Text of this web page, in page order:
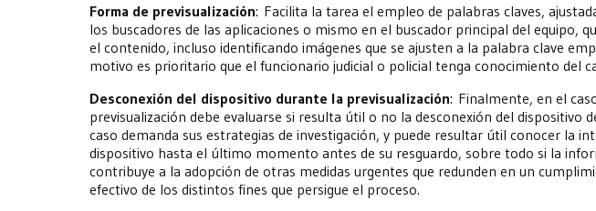
Forma de previsualización: Facilita la tarea el empleo de palabras claves,
los buscadores de las aplicaciones o mismo en el buscador principal del equipo,
el contenido, incluso identificando imágenes que se ajusten a la palabra clave
motivo es prioritario que el funcionario judicial o policial tenga conocimiento del
Desconexión del dispositivo durante la previsualización: Finalmente, en el
previsualización debe evaluarse si resulta útil o no la desconexión del dispositivo
caso demanda sus estrategias de investigación, y puede resultar útil conocer la
dispositivo hasta el último momento antes de su resguardo, sobre todo si la
contribuye a la adopción de otras medidas urgentes que redunden en un
efectivo de los distintos fines que persigue el proceso.